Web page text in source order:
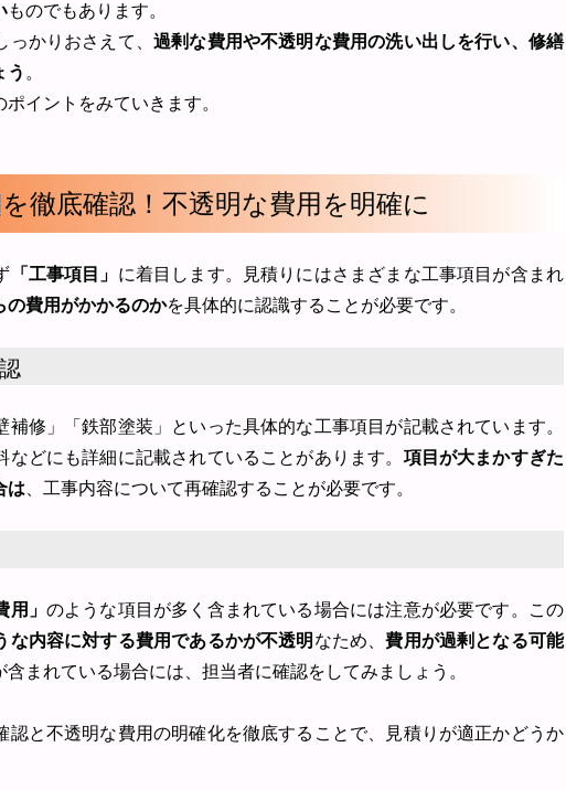
ものでもあります。
かりおさえて、 過剰な費用や不透明な費用の洗い出しを行い、修繕
う 。
イントをみていきます。
徹底確認！不透明な費用を明確に
「工事項目」 に着目します。見積りにはさまざまな工事項目が含まれ
の費用がかかるのかを具体的に認識することが必要です。
補修」「鉄部塗装」といった具体的な工事項目が記載されています。
などにも詳細に記載されていることがあります。 項目が大まかすぎた
は 、工事内容について再確認することが必要です。
用」 のような項目が多く含まれている場合には注意が必要です。この
な内容に対する費用であるかが不透明 なため、費用が過剰となる可能
まれている場合には、担当者に確認をしてみましょう。
認と不透明な費用の明確化を徹底することで、見積りが適正かどうか